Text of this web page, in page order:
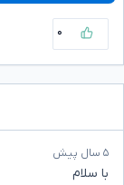
۰
۵ سال پیش
با سلام